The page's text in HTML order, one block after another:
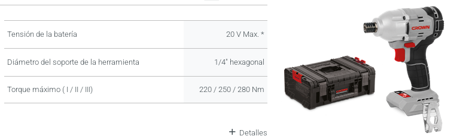
Tensión de la batería 20 V Max. *
Diámetro del soporte de la herramienta 1/4" hexagonal
Torque máximo ( I / II / III) 220 / 250 / 280 Nm
Detalles